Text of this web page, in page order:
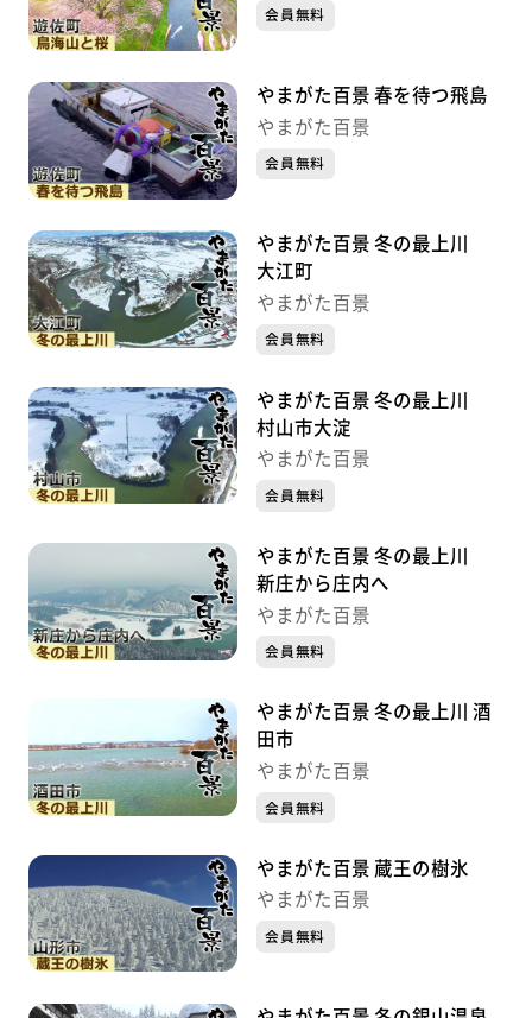
会員無料
やまがた百景 春を待つ飛島
やまがた百景
会員無料
やまがた百景 冬の最上川
大江町
やまがた百景
会員無料
やまがた百景 冬の最上川
村山市大淀
やまがた百景
会員無料
やまがた百景 冬の最上川
新庄から庄内へ
やまがた百景
会員無料
やまがた百景 冬の最上川 酒
田市
やまがた百景
会員無料
やまがた百景 蔵王の樹氷
やまがた百景
会員無料